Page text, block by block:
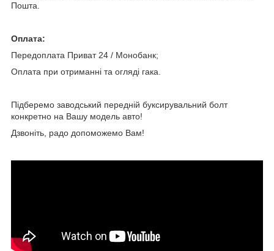
Пошта.
Оплата:
Передоплата Приват 24 / Монобанк;
Оплата при отриманні та огляді гака.
Підберемо заводський передній буксирувальний болт
конкретно на Вашу модель авто!
Дзвоніть, радо допоможемо Вам!